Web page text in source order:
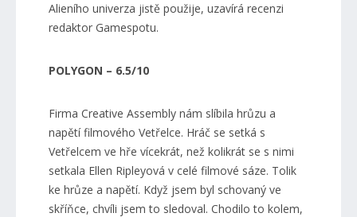
Alieního univerza jistě použije, uzavírá recenzi
redaktor Gamespotu.
POLYGON – 6.5/10
Firma Creative Assembly nám slíbila hrůzu a
napětí filmového Vetřelce. Hráč se setká s
Vetřelcem ve hře vícekrát, než kolikrát se s nimi
setkala Ellen Ripleyová v celé filmové sáze. Tolik
ke hrůze a napětí. Když jsem byl schovaný ve
skříňce, chvíli jsem to sledoval. Chodilo to kolem,